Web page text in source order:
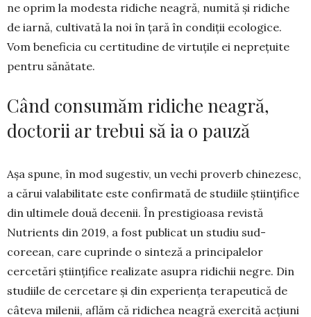
ne oprim la mo­desta ridiche neagră, numită și ridiche
de iarnă, cultivată la noi în țară în condiții ecologice.
Vom beneficia cu certitudine de virtuțile ei neprețuite
pentru sănătate.
Când consumăm ridiche neagră,
doctorii ar trebui să ia o pauză
Așa spune, în mod sugestiv, un vechi proverb chinezesc,
a cărui valabilitate este confirmată de studiile științifice
din ultimele două decenii. În prestigioasa revistă
Nutrients din 2019, a fost publicat un studiu sud-
coreean, care cuprinde o sin­teză a principalelor
cercetări științifice reali­zate asupra ridichii negre. Din
studiile de cer­cetare și din experiența terapeutică de
câteva milenii, aflăm că ridichea neagră exercită acțiuni